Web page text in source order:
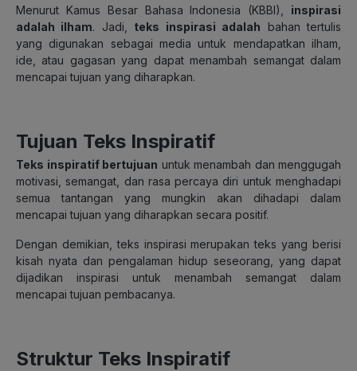
Menurut Kamus Besar Bahasa Indonesia (KBBI), inspirasi
adalah ilham. Jadi, teks inspirasi adalah bahan tertulis
yang digunakan sebagai media untuk mendapatkan ilham,
ide, atau gagasan yang dapat menambah semangat dalam
mencapai tujuan yang diharapkan.
Tujuan Teks Inspiratif
Teks inspiratif bertujuan untuk menambah dan menggugah
motivasi, semangat, dan rasa percaya diri untuk menghadapi
semua tantangan yang mungkin akan dihadapi dalam
mencapai tujuan yang diharapkan secara positif.
Dengan demikian, teks inspirasi merupakan teks yang berisi
kisah nyata dan pengalaman hidup seseorang, yang dapat
dijadikan inspirasi untuk menambah semangat dalam
mencapai tujuan pembacanya.
Struktur Teks Inspiratif